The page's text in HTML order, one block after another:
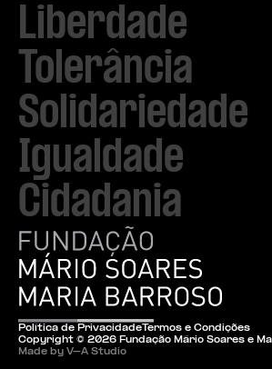
Liberdade
Tolerância
Solidariedade
Igualdade
Cidadania
Política de PrivacidadeTermos e Condições
Copyright © 2026 Fundação Mário Soares e
Made by V–A Studio